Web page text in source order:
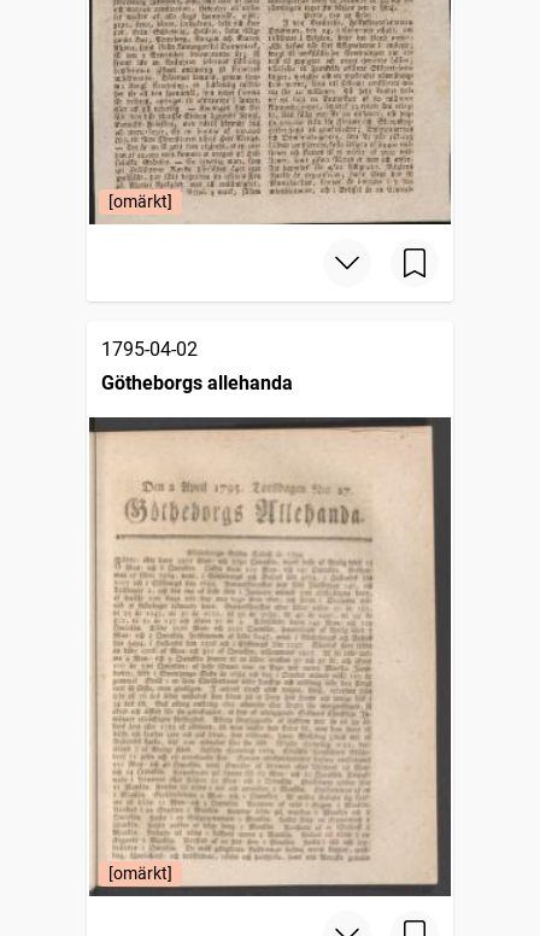
[omärkt]
1795-04-02
Götheborgs allehanda
[omärkt]